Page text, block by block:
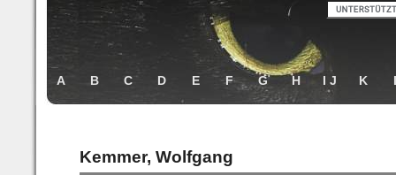
A B C D E F G H I J K
Kemmer, Wolfgang